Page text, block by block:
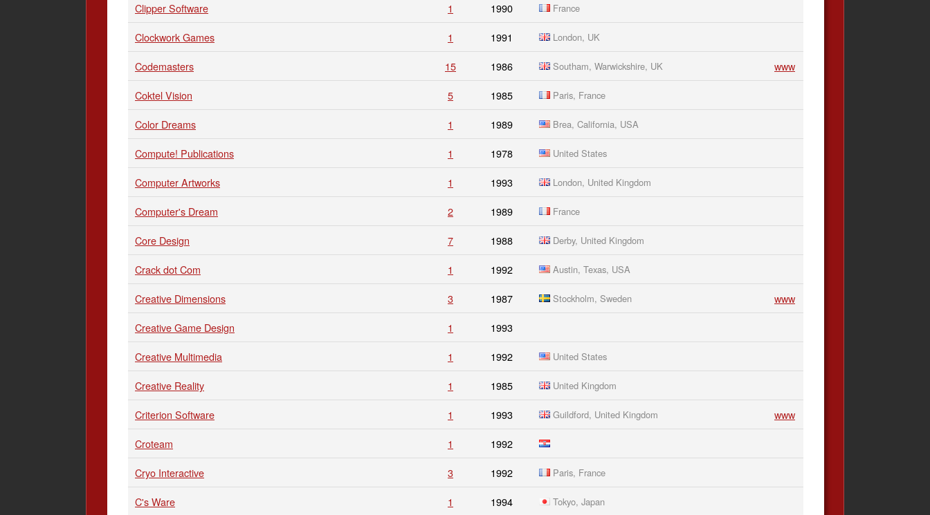
Clipper Software 1 1990 France
Clockwork Games 1 1991 London, UK
Codemasters 15 1986 Southam, Warwickshire, UK
www
Coktel Vision
5 1985 Paris, France
Color Dreams 1 1989 Brea, California, USA
Compute! Publications 1 1978 United States
Computer Artworks 1 1993 London, United Kingdom
Computer's Dream 2 1989 France
Core Design 7 1988 Derby, United Kingdom
Crack dot Com 1 1992 Austin, Texas, USA
Creative Dimensions 3 1987 Stockholm, Sweden
www
Creative Game Design
1
1993
Creative Multimedia
1 1992 United States
Creative Reality 1 1985 United Kingdom
Criterion Software 1 1993 Guildford, United Kingdom
www
Croteam
1
1992
Cryo Interactive
3 1992 Paris, France
C's Ware 1 1994 Tokyo, Japan